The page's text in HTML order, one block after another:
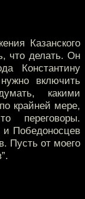
Казанского
что делать. Он
Константину
включить
какими
крайней мере,
переговоры.
и Победоносцев
Пусть от моего